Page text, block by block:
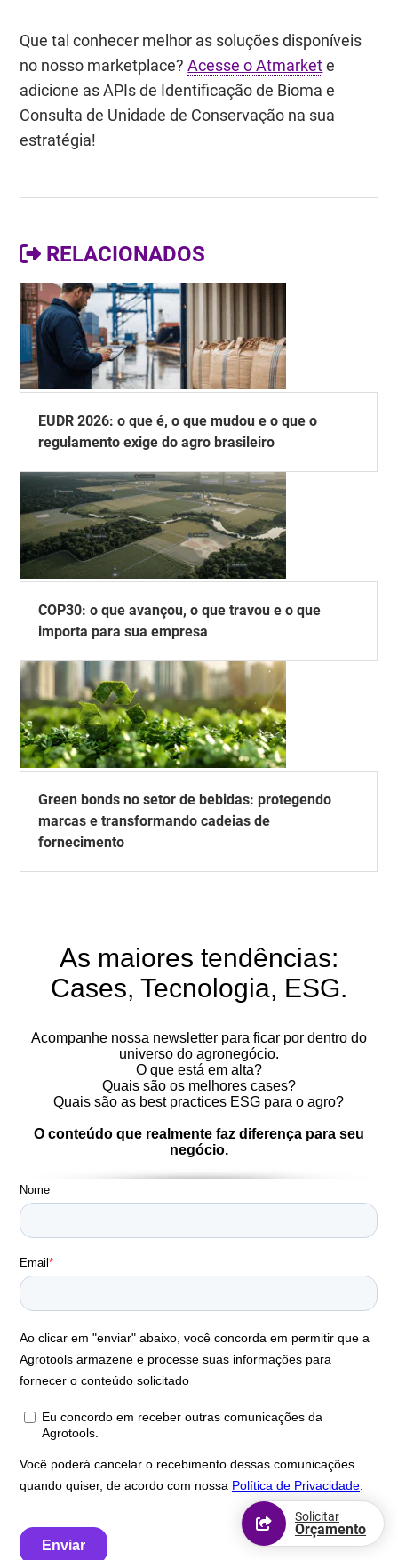
Que tal conhecer melhor as soluções disponíveis
no nosso marketplace?Acesse o Atmarkete
adicione as APIs de Identificação de Bioma e
Consulta de Unidade de Conservação na sua
estratégia!
RELACIONADOS
EUDR 2026: o que é, o que mudou e o que o
regulamento exige do agro brasileiro
COP30: o que avançou, o que travou e o que
importa para sua empresa
Green bonds no setor de bebidas: protegendo
marcas e transformando cadeias de
fornecimento
Solicitar
Orçamento